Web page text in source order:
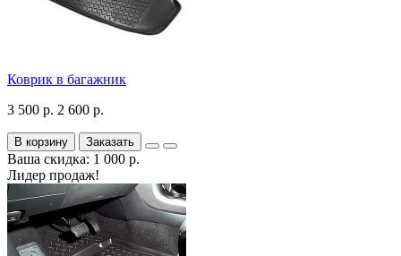
Коврик в багажник
3 500 р. 2 600 р.
В корзину Заказать
Ваша скидка: 1 000 р.
Лидер продаж!